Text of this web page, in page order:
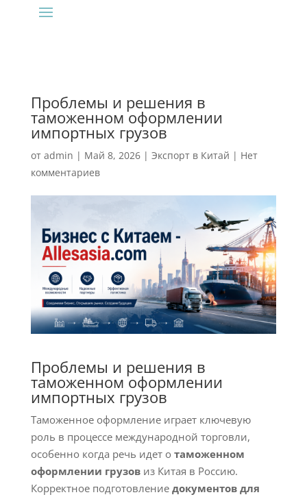
Проблемы и решения в
таможенном оформлении
импортных грузов
от admin | Май 8, 2026| Экспорт в Китай | Нет
комментариев
Проблемы и решения в
таможенном оформлении
импортных грузов
Таможенное оформление играет ключевую
роль в процессе международной торговли,
особенно когда речь идет о таможенном
оформлении грузовиз Китая в Россию.
Корректное подготовление документов для